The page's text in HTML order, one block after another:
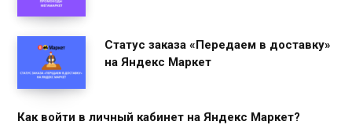
Статус заказа «Передаем в доставку»
на Яндекс Маркет
Как войти в личный кабинет на Яндекс Маркет?